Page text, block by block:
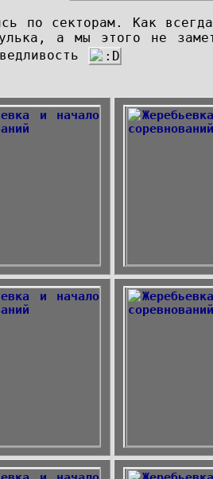
по секторам. Как
а мы этого не